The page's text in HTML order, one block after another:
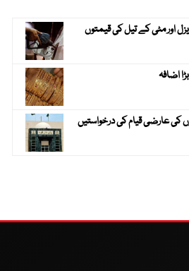
اور مٹی کے تیل کی قیمتوں
کی عارضی قیام کی درخواستیں